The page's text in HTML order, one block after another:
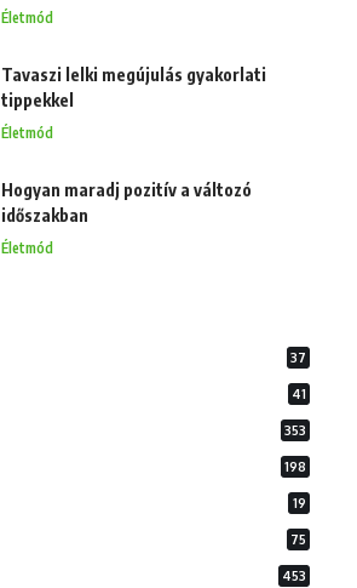
Életmód
Tavaszi lelki megújulás gyakorlati
tippekkel
Életmód
Hogyan maradj pozitív a változó
időszakban
Életmód
37
41
353
198
19
75
453